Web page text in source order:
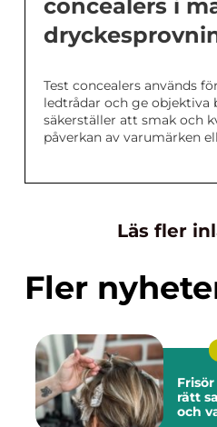
concealers i
Test concealers används
ledtrådar och ge objektiva
säkerställer att smak och
påverkan av varumärken
Läs fler
Fler
Frisör i
rätt
och